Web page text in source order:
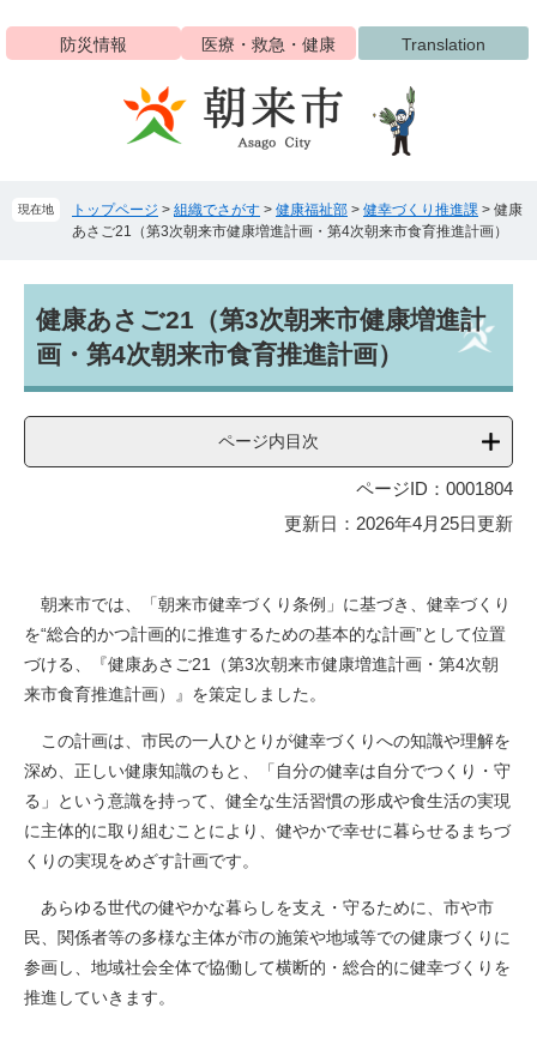
ジ
ュ
防災情報 医療・救急・健康 Translation
現在地 トップページ > 組織でさがす > 健康福祉部 > 健幸づくり推進課 > 健康
あさご21（第3次朝来市健康増進計画・第4次朝来市食育推進計画）
文健康あさご21（第3次朝来市健康増進計
画・第4次朝来市食育推進計画）
ページ内目次
ページID：0001804
更新日：2026年4月25日更新
朝来市では、「朝来市健幸づくり条例」に基づき、健幸づくり
を“総合的かつ計画的に推進するための基本的な計画”として位置
づける、『健康あさご21（第3次朝来市健康増進計画・第4次朝
来市食育推進計画）』を策定しました。
この計画は、市民の一人ひとりが健幸づくりへの知識や理解を
深め、正しい健康知識のもと、「自分の健幸は自分でつくり・守
る」という意識を持って、健全な生活習慣の形成や食生活の実現
に主体的に取り組むことにより、健やかで幸せに暮らせるまちづ
くりの実現をめざす計画です。
あらゆる世代の健やかな暮らしを支え・守るために、市や市
民、関係者等の多様な主体が市の施策や地域等での健康づくりに
参画し、地域社会全体で協働して横断的・総合的に健幸づくりを
推進していきます。